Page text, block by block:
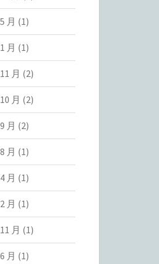
月 (1)
月 (1)
月 (2)
月 (2)
月 (2)
月 (1)
月 (1)
月 (1)
月 (1)
月 (1)